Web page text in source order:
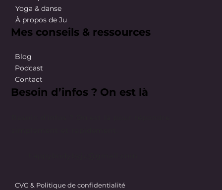
CVG & Politique de confidentialité
Yoga & danse
À propos de Ju
Mes conseils & ressources
Blog
Podcast
Contact
Besoin d’infos ? On est là